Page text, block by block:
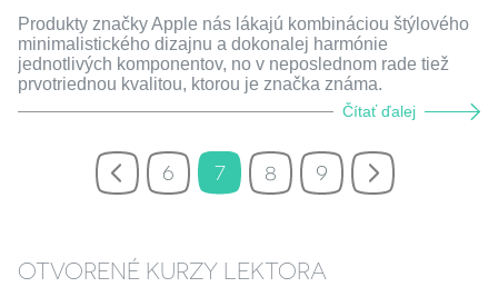
Produkty značky Apple nás lákajú kombináciou štýlového
minimalistického dizajnu a dokonalej harmónie
jednotlivých komponentov, no v neposlednom rade tiež
prvotriednou kvalitou, ktorou je značka známa.
Čítať ďalej
6 7 8 9
OTVORENÉ KURZY LEKTORA